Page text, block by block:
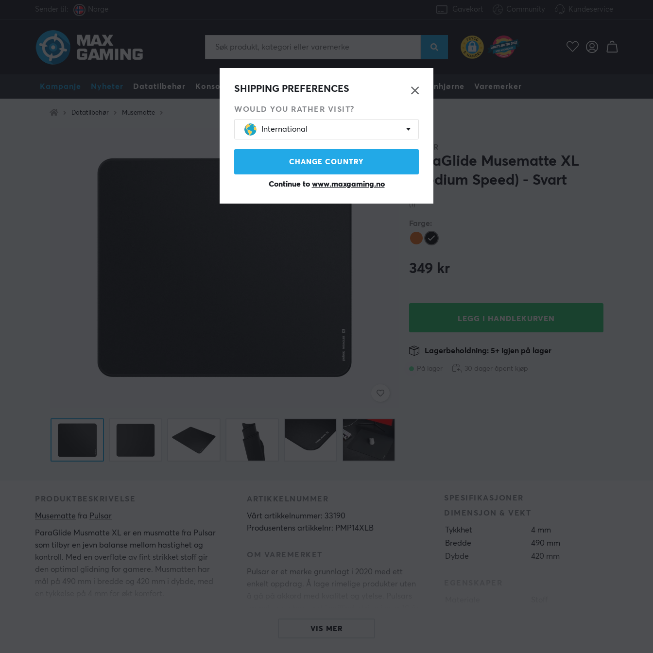
Sender til: Norge Gavekort Community Kundeservice
Kampanje Nyheter Datatilbehør Konsoll Gamingstol Mobiltilbehør Funnhjørne Varemerker
SHIPPING PREFERENCES
WOULD YOU RATHER VISIT?
International
CHANGE COUNTRY
Continue to www.maxgaming.no
Datatilbehør Musematte
PULSAR
ParaGlide Musematte XL
(Medium Speed) - Svart
(1)
Farge:
349 kr
LEGG I HANDLEKURVEN
På lager
Lagerbeholdning: 5+ igjen på lager
30 dager åpent kjøp
PRODUKTBESKRIVELSE
Musematte fra Pulsar
ParaGlide Musmatte XL er en musmatte fra Pulsar
som tilbyr en jevn balanse mellom hastighet og
kontroll. Med en overflate av fint strikket stoff gir
den optimal glidning for gamere. Musmatten har
mål på 490 mm i bredde og 420 mm i dybde, med
ARTIKKELNUMMER
Vårt artikkelnummer: 33190
Produsentens artikkelnr: PMP14XLB
OM VAREMERKET
Pulsar er et merke grunnlagt i 2020 med ett
enkelt oppdrag. Å lage rimelige produkter uten
har som mål å bli en av verdens ledende
SPESIFIKASJONER
DIMENSJON & VEKT
Tykkhet
4 mm
Bredde
490 mm
Dybde
420 mm
VIS MER